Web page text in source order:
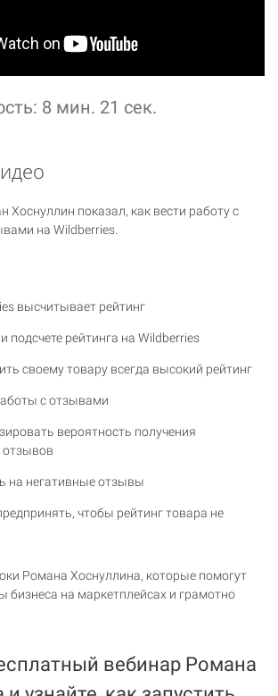
8 мин. 21 сек.
Хоснуллин показал, как вести работу с
на Wildberries.
высчитывает рейтинг
подсчете рейтинга на Wildberries
своему товару всегда высокий рейтинг
с отзывами
вероятность получения
отзывов
на негативные отзывы
чтобы рейтинг товара не
Романа Хоснуллина, которые помогут
бизнеса на маркетплейсах и грамотно
вебинар Романа